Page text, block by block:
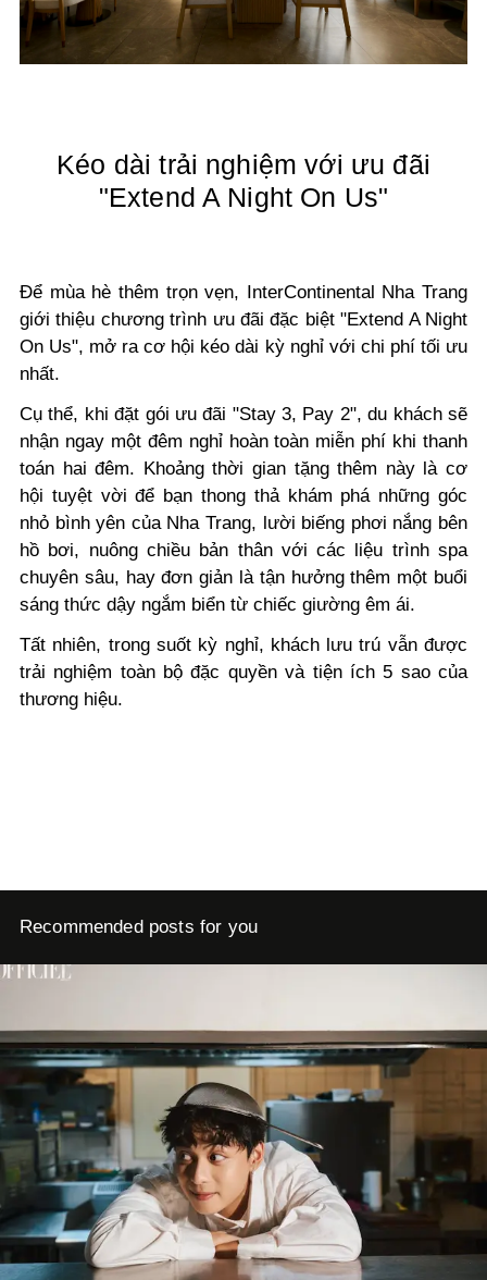
Kéo dài trải nghiệm với ưu đãi
"Extend A Night On Us"
Để mùa hè thêm trọn vẹn, InterContinental Nha Trang
giới thiệu chương trình ưu đãi đặc biệt "Extend A Night
On Us", mở ra cơ hội kéo dài kỳ nghỉ với chi phí tối ưu
nhất.
Cụ thể, khi đặt gói ưu đãi "Stay 3, Pay 2", du khách sẽ
nhận ngay một đêm nghỉ hoàn toàn miễn phí khi thanh
toán hai đêm. Khoảng thời gian tặng thêm này là cơ
hội tuyệt vời để bạn thong thả khám phá những góc
nhỏ bình yên của Nha Trang, lười biếng phơi nắng bên
hồ bơi, nuông chiều bản thân với các liệu trình spa
chuyên sâu, hay đơn giản là tận hưởng thêm một buổi
sáng thức dậy ngắm biển từ chiếc giường êm ái.
Tất nhiên, trong suốt kỳ nghỉ, khách lưu trú vẫn được
trải nghiệm toàn bộ đặc quyền và tiện ích 5 sao của
thương hiệu.
Recommended posts for you